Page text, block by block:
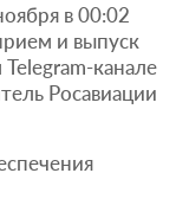
в 00:02
и выпуск
канале
Росавиации